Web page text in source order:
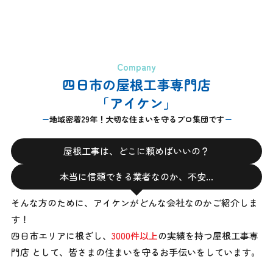
Company
四日市の屋根工事専門店
「アイケン」
地域密着29年！大切な住まいを守るプロ集団です
屋根工事は、どこに頼めばいいの？
本当に信頼できる業者なのか、不安…
そんな方のために、アイケンがどんな会社なのかご紹介しま
す！
四日市エリアに根ざし、 3000件以上の実績を持つ屋根工事専
門店 として、 皆さまの住まいを守るお手伝いをしています。